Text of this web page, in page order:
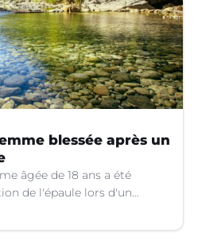
blessée après un
âgée de 18 ans a été
de l'épaule lors d'un
à Saint-André-de-